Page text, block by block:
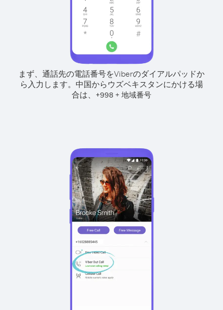
まず、通話先の電話番号をViberのダイアルパッドか
ら入力します。 中国からウズベキスタンにかける場
合は、 +998 + 地域番号